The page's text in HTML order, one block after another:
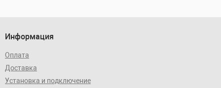
Информация
Оплата
Доставка
Установка и подключение